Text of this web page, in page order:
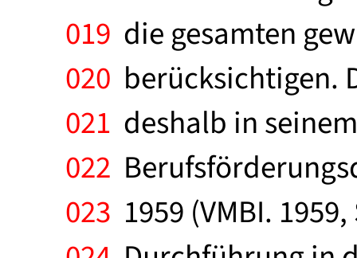
019 die gesamten
020 berücksichtigen.
021 deshalb in
022
023 1959 (VMBI.